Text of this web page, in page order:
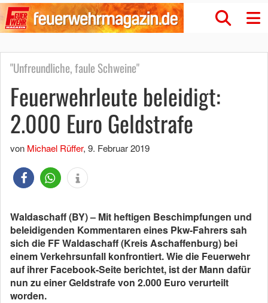
"Unfreundliche, faule Schweine"
Feuerwehrleute beleidigt:
2.000 Euro Geldstrafe
von Michael Rüffer, 9. Februar 2019
Waldaschaff (BY) – Mit heftigen Beschimpfungen und
beleidigenden Kommentaren eines Pkw-Fahrers sah
sich die FF Waldaschaff (Kreis Aschaffenburg) bei
einem Verkehrsunfall konfrontiert. Wie die Feuerwehr
auf ihrer Facebook-Seite berichtet, ist der Mann dafür
nun zu einer Geldstrafe von 2.000 Euro verurteilt
worden.